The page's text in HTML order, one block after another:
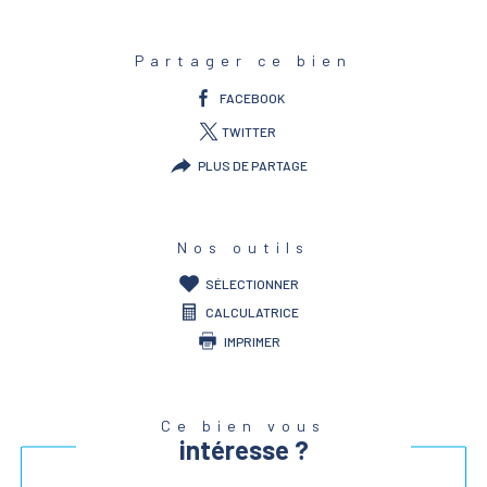
Partager ce bien
FACEBOOK
TWITTER
PLUS DE PARTAGE
Nos outils
SÉLECTIONNER
CALCULATRICE
IMPRIMER
Ce bien vous
intéresse ?